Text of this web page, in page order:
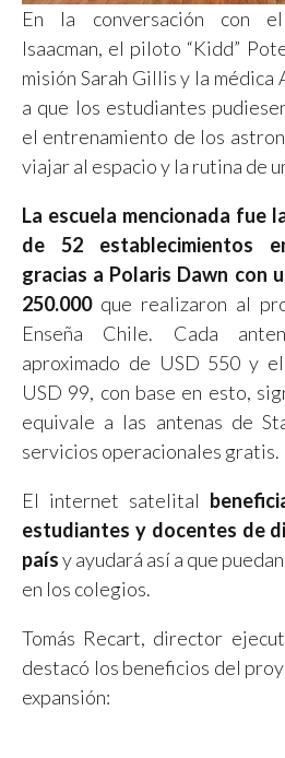
En la conversación con
Isaacman, el piloto “Kidd”
misión Sarah Gillis y la médica
a que los estudiantes
el entrenamiento de los
viajar al espacio y la rutina de
La escuela mencionada fue
de 52 establecimientos
gracias a Polaris Dawn con
250.000 que realizaron al
Enseña Chile. Cada
aproximado de USD 550 y
USD 99, con base en esto,
equivale a las antenas de
servicios operacionales gratis.
El internet satelital
estudiantes y docentes de
paísy ayudará así a que
en los colegios.
Tomás Recart, director
destacó los beneficios del
expansión: